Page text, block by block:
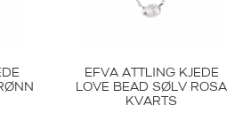
2.200,00KR
EFVA ATTLING KJEDE
LOVE BEAD SØLV ROSA
KVARTS